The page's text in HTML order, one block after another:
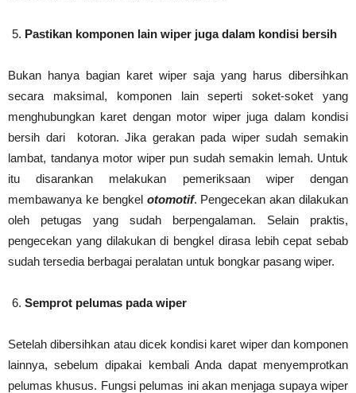
Pastikan komponen lain wiper juga dalam kondisi bersih
Bukan hanya bagian karet wiper saja yang harus dibersihkan
secara maksimal, komponen lain seperti soket-soket yang
menghubungkan karet dengan motor wiper juga dalam kondisi
bersih dari kotoran. Jika gerakan pada wiper sudah semakin
lambat, tandanya motor wiper pun sudah semakin lemah. Untuk
itu disarankan melakukan pemeriksaan wiper dengan
membawanya ke bengkel otomotif. Pengecekan akan dilakukan
oleh petugas yang sudah berpengalaman. Selain praktis,
pengecekan yang dilakukan di bengkel dirasa lebih cepat sebab
sudah tersedia berbagai peralatan untuk bongkar pasang wiper.
Semprot pelumas pada wiper
Setelah dibersihkan atau dicek kondisi karet wiper dan komponen
lainnya, sebelum dipakai kembali Anda dapat menyemprotkan
pelumas khusus. Fungsi pelumas ini akan menjaga supaya wiper